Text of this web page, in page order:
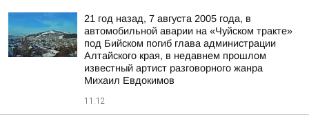
21 год назад, 7 августа 2005 года, в
автомобильной аварии на «Чуйском тракте»
под Бийском погиб глава администрации
Алтайского края, в недавнем прошлом
известный артист разговорного жанра
Михаил Евдокимов
11:12